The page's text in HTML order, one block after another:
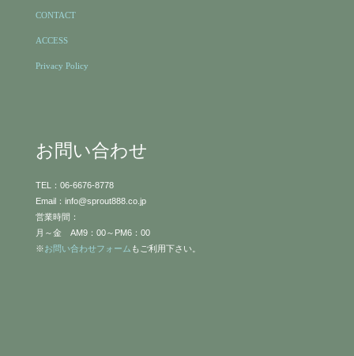
お問い合わせ
TEL：06-6676-8778
Email：info@sprout888.co.jp
営業時間：
月～金 AM9：00～PM6：00
※お問い合わせフォーム もご利用下さい。
CONTACT
ACCESS
Privacy Policy